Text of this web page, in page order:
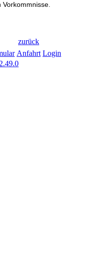
zurück
Anfahrt Login